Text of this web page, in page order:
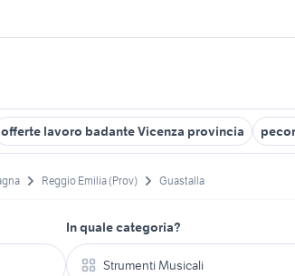
offerte lavoro badante Vicenza provincia
Reggio Emilia (Prov) Guastalla
In quale categoria?
Strumenti Musicali